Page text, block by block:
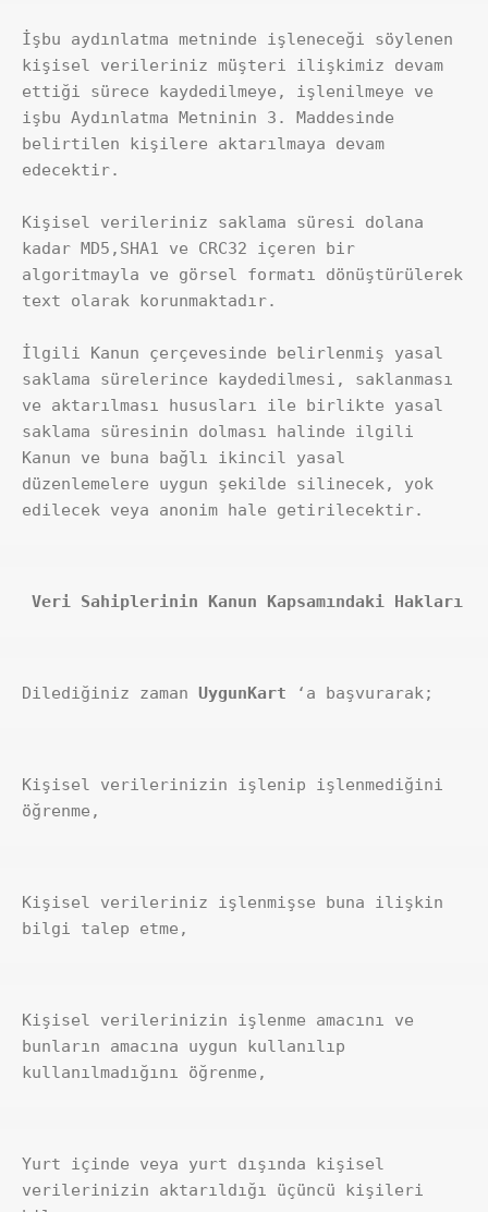
İşbu aydınlatma metninde işleneceği söylenen
kişisel verileriniz müşteri ilişkimiz devam
ettiği sürece kaydedilmeye, işlenilmeye ve
işbu Aydınlatma Metninin 3. Maddesinde
belirtilen kişilere aktarılmaya devam
edecektir.
Kişisel verileriniz saklama süresi dolana
kadar MD5,SHA1 ve CRC32 içeren bir
algoritmayla ve görsel formatı dönüştürülerek
text olarak korunmaktadır.
İlgili Kanun çerçevesinde belirlenmiş yasal
saklama sürelerince kaydedilmesi, saklanması
ve aktarılması hususları ile birlikte yasal
saklama süresinin dolması halinde ilgili
Kanun ve buna bağlı ikincil yasal
düzenlemelere uygun şekilde silinecek, yok
edilecek veya anonim hale getirilecektir.
Veri Sahiplerinin Kanun Kapsamındaki Hakları
Dilediğiniz zaman UygunKart ‘a başvurarak;
Kişisel verilerinizin işlenip işlenmediğini
öğrenme,
Kişisel verileriniz işlenmişse buna ilişkin
bilgi talep etme,
Kişisel verilerinizin işlenme amacını ve
bunların amacına uygun kullanılıp
kullanılmadığını öğrenme,
Yurt içinde veya yurt dışında kişisel
verilerinizin aktarıldığı üçüncü kişileri